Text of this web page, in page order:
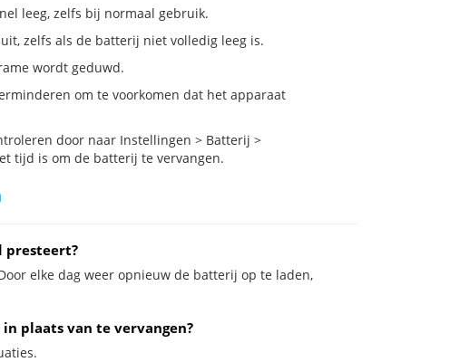
leeg, zelfs bij normaal gebruik.
zelfs als de batterij niet volledig leeg is.
wordt geduwd.
om te voorkomen dat het apparaat
door naar Instellingen > Batterij >
tijd is om de batterij te vervangen.
presteert?
elke dag weer opnieuw de batterij op te laden,
plaats van te vervangen?